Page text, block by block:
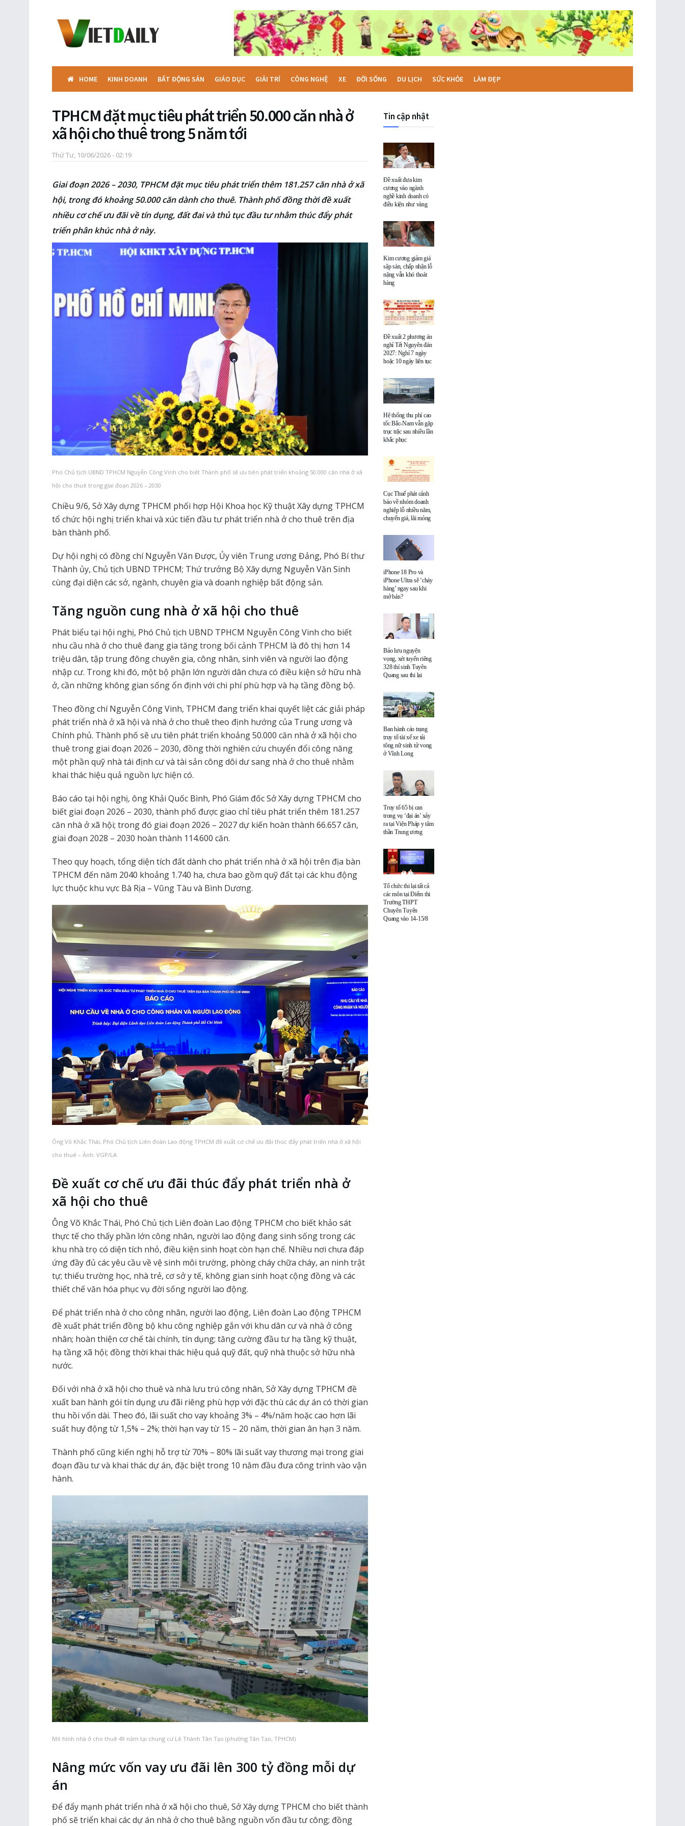
HOME KINH DOANH BẤT ĐỘNG SẢN GIÁO DỤC GIẢI TRÍ CÔNG NGHỆ XE ĐỜI SỐNG DU LỊCH SỨC KHỎE LÀM ĐẸP
TPHCM đặt mục tiêu phát triển 50.000 căn nhà ở
xã hội cho thuê trong 5 năm tới
Thứ Tư, 10/06/2026 - 02:19
Giai đoạn 2026 – 2030, TPHCM đặt mục tiêu phát triển thêm 181.257 căn nhà ở xã
hội, trong đó khoảng 50.000 căn dành cho thuê. Thành phố đồng thời đề xuất
nhiều cơ chế ưu đãi về tín dụng, đất đai và thủ tục đầu tư nhằm thúc đẩy phát
triển phân khúc nhà ở này.
Phó Chủ tịch UBND TPHCM Nguyễn Công Vinh cho biết Thành phố sẽ ưu tiên phát triển khoảng 50.000 căn nhà ở xã
hội cho thuê trong giai đoạn 2026 – 2030
Chiều 9/6, Sở Xây dựng TPHCM phối hợp Hội Khoa học Kỹ thuật Xây dựng TPHCM
tổ chức hội nghị triển khai và xúc tiến đầu tư phát triển nhà ở cho thuê trên địa
bàn thành phố.
Dự hội nghị có đồng chí Nguyễn Văn Được, Ủy viên Trung ương Đảng, Phó Bí thư
Thành ủy, Chủ tịch UBND TPHCM; Thứ trưởng Bộ Xây dựng Nguyễn Văn Sinh
cùng đại diện các sở, ngành, chuyên gia và doanh nghiệp bất động sản.
Tăng nguồn cung nhà ở xã hội cho thuê
Phát biểu tại hội nghị, Phó Chủ tịch UBND TPHCM Nguyễn Công Vinh cho biết
nhu cầu nhà ở cho thuê đang gia tăng trong bối cảnh TPHCM là đô thị hơn 14
triệu dân, tập trung đông chuyên gia, công nhân, sinh viên và người lao động
nhập cư. Trong khi đó, một bộ phận lớn người dân chưa có điều kiện sở hữu nhà
ở, cần những không gian sống ổn định với chi phí phù hợp và hạ tầng đồng bộ.
Theo đồng chí Nguyễn Công Vinh, TPHCM đang triển khai quyết liệt các giải pháp
phát triển nhà ở xã hội và nhà ở cho thuê theo định hướng của Trung ương và
Chính phủ. Thành phố sẽ ưu tiên phát triển khoảng 50.000 căn nhà ở xã hội cho
thuê trong giai đoạn 2026 – 2030, đồng thời nghiên cứu chuyển đổi công năng
một phần quỹ nhà tái định cư và tài sản công dôi dư sang nhà ở cho thuê nhằm
khai thác hiệu quả nguồn lực hiện có.
Báo cáo tại hội nghị, ông Khải Quốc Bình, Phó Giám đốc Sở Xây dựng TPHCM cho
biết giai đoạn 2026 – 2030, thành phố được giao chỉ tiêu phát triển thêm 181.257
căn nhà ở xã hội; trong đó giai đoạn 2026 – 2027 dự kiến hoàn thành 66.657 căn,
giai đoạn 2028 – 2030 hoàn thành 114.600 căn.
Theo quy hoạch, tổng diện tích đất dành cho phát triển nhà ở xã hội trên địa bàn
TPHCM đến năm 2040 khoảng 1.740 ha, chưa bao gồm quỹ đất tại các khu động
lực thuộc khu vực Bà Rịa – Vũng Tàu và Bình Dương.
Ông Võ Khắc Thái, Phó Chủ tịch Liên đoàn Lao động TPHCM đề xuất cơ chế ưu đãi thúc đẩy phát triển nhà ở xã hội
cho thuê – Ảnh: VGP/LA
Đề xuất cơ chế ưu đãi thúc đẩy phát triển nhà ở
xã hội cho thuê
Ông Võ Khắc Thái, Phó Chủ tịch Liên đoàn Lao động TPHCM cho biết khảo sát
thực tế cho thấy phần lớn công nhân, người lao động đang sinh sống trong các
khu nhà trọ có diện tích nhỏ, điều kiện sinh hoạt còn hạn chế. Nhiều nơi chưa đáp
ứng đầy đủ các yêu cầu về vệ sinh môi trường, phòng cháy chữa cháy, an ninh trật
tự; thiếu trường học, nhà trẻ, cơ sở y tế, không gian sinh hoạt cộng đồng và các
thiết chế văn hóa phục vụ đời sống người lao động.
Để phát triển nhà ở cho công nhân, người lao động, Liên đoàn Lao động TPHCM
đề xuất phát triển đồng bộ khu công nghiệp gắn với khu dân cư và nhà ở công
nhân; hoàn thiện cơ chế tài chính, tín dụng; tăng cường đầu tư hạ tầng kỹ thuật,
hạ tầng xã hội; đồng thời khai thác hiệu quả quỹ đất, quỹ nhà thuộc sở hữu nhà
nước.
Đối với nhà ở xã hội cho thuê và nhà lưu trú công nhân, Sở Xây dựng TPHCM đề
xuất ban hành gói tín dụng ưu đãi riêng phù hợp với đặc thù các dự án có thời gian
thu hồi vốn dài. Theo đó, lãi suất cho vay khoảng 3% – 4%/năm hoặc cao hơn lãi
suất huy động từ 1,5% – 2%; thời hạn vay từ 15 – 20 năm, thời gian ân hạn 3 năm.
Thành phố cũng kiến nghị hỗ trợ từ 70% – 80% lãi suất vay thương mại trong giai
đoạn đầu tư và khai thác dự án, đặc biệt trong 10 năm đầu đưa công trình vào vận
hành.
Mô hình nhà ở cho thuê 49 năm tại chung cư Lê Thành Tân Tạo (phường Tân Tạo, TPHCM)
Nâng mức vốn vay ưu đãi lên 300 tỷ đồng mỗi dự
án
Để đẩy mạnh phát triển nhà ở xã hội cho thuê, Sở Xây dựng TPHCM cho biết thành
phố sẽ triển khai các dự án nhà ở cho thuê bằng nguồn vốn đầu tư công; đồng
Tin cập nhật
Đề xuất đưa kim
cương vào ngành
nghề kinh doanh có
điều kiện như vàng
Kim cương giảm giá
sập sàn, chấp nhận lỗ
nặng vẫn khó thoát
hàng
Đề xuất 2 phương án
nghỉ Tết Nguyên đán
2027: Nghỉ 7 ngày
hoặc 10 ngày liên tục
Hệ thống thu phí cao
tốc Bắc-Nam vẫn gặp
trục trặc sau nhiều lần
khắc phục
Cục Thuế phát cảnh
báo về nhóm doanh
nghiệp lỗ nhiều năm,
chuyển giá, lãi mỏng
iPhone 18 Pro và
iPhone Ultra sẽ ‘cháy
hàng’ ngay sau khi
mở bán?
Bảo lưu nguyện
vọng, xét tuyển riêng
328 thí sinh Tuyên
Quang sau thi lại
Ban hành cáo trạng
truy tố tài xế xe tải
tông nữ sinh tử vong
ở Vĩnh Long
Truy tố 65 bị can
trong vụ ‘đại án’ xảy
ra tại Viện Pháp y tâm
thần Trung ương
Tổ chức thi lại tất cả
các môn tại Điểm thi
Trường THPT
Chuyên Tuyên
Quang vào 14-15/8